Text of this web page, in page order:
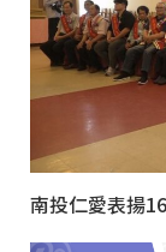
南投仁愛表揚